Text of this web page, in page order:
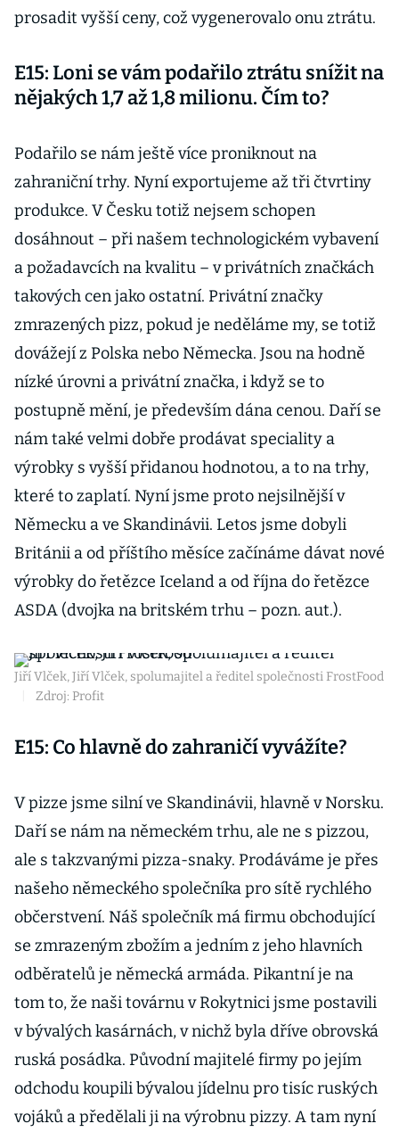
prosadit vyšší ceny, což vygenerovalo onu ztrátu.
E15: Loni se vám podařilo ztrátu snížit na
nějakých 1,7 až 1,8 milionu. Čím to?
Podařilo se nám ještě více proniknout na
zahraniční trhy. Nyní exportujeme až tři čtvrtiny
produkce. V Česku totiž nejsem schopen
dosáhnout – při našem technologickém vybavení
a požadavcích na kvalitu – v privátních značkách
takových cen jako ostatní. Privátní značky
zmrazených pizz, pokud je neděláme my, se totiž
dovážejí z Polska nebo Německa. Jsou na hodně
nízké úrovni a privátní značka, i když se to
postupně mění, je především dána cenou. Daří se
nám také velmi dobře prodávat speciality a
výrobky s vyšší přidanou hodnotou, a to na trhy,
které to zaplatí. Nyní jsme proto nejsilnější v
Německu a ve Skandinávii. Letos jsme dobyli
Británii a od příštího měsíce začínáme dávat nové
výrobky do řetězce Iceland a od října do řetězce
ASDA (dvojka na britském trhu – pozn. aut.).
Jiří Vlček, Jiří Vlček, spolumajitel a ředitel společnosti FrostFood
Zdroj: Profit
E15: Co hlavně do zahraničí vyvážíte?
V pizze jsme silní ve Skandinávii, hlavně v Norsku.
Daří se nám na německém trhu, ale ne s pizzou,
ale s takzvanými pizza-snaky. Prodáváme je přes
našeho německého společníka pro sítě rychlého
občerstvení. Náš společník má firmu obchodující
se zmrazeným zbožím a jedním z jeho hlavních
odběratelů je německá armáda. Pikantní je na
tom to, že naši továrnu v Rokytnici jsme postavili
v bývalých kasárnách, v nichž byla dříve obrovská
ruská posádka. Původní majitelé firmy po jejím
odchodu koupili bývalou jídelnu pro tisíc ruských
vojáků a předělali ji na výrobnu pizzy. A tam nyní